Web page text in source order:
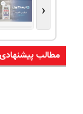
‹
مطالب پیشنهادی